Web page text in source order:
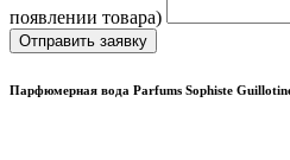
появлении товара)
Отправить заявку
Парфюмерная вода Parfums Sophiste